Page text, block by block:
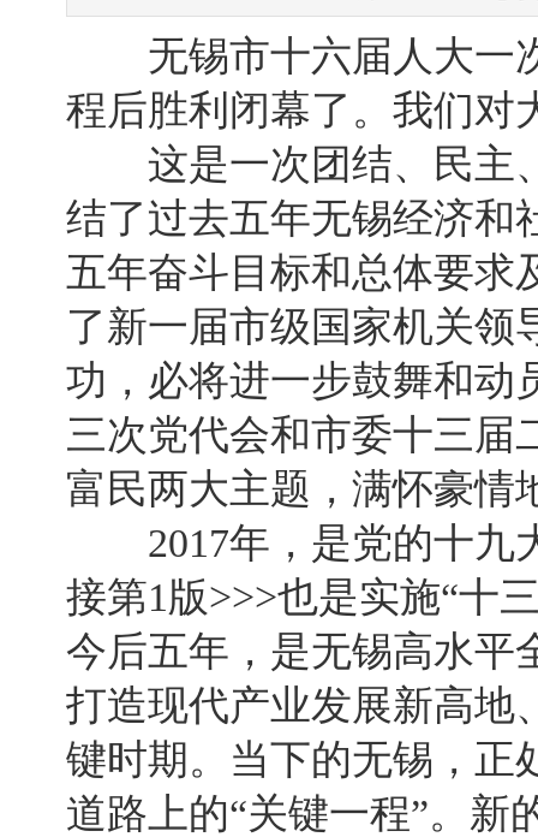
无锡市十六届人大一
程后胜利闭幕了。我们对
这是一次团结、民主
结了过去五年无锡经济和
五年奋斗目标和总体要求
了新一届市级国家机关领
功，必将进一步鼓舞和动
三次党代会和市委十三届
富民两大主题，满怀豪情
2017年，是党的十九
接第1版>>>也是实施“十
今后五年，是无锡高水平
打造现代产业发展新高地
键时期。当下的无锡，正
道路上的“关键一程”。新